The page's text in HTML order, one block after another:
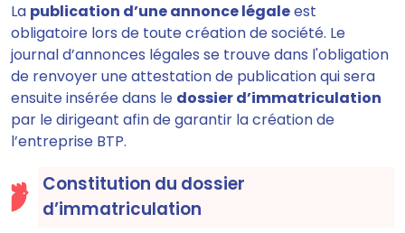
La publication d’une annonce légaleest
obligatoire lors de toute création de société. Le
journal d’annonces légales se trouve dans l'obligation
de renvoyer une attestation de publication qui sera
ensuite insérée dans le dossier d’immatriculation
par le dirigeant afin de garantir la création de
l’entreprise BTP.
Constitution du dossier
d’immatriculation